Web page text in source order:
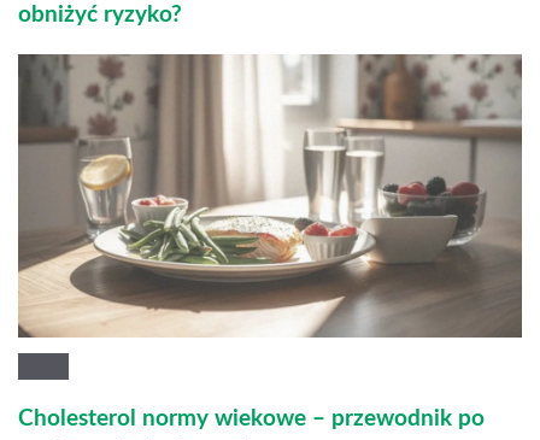
obniżyć ryzyko?
Cholesterol normy wiekowe – przewodnik po